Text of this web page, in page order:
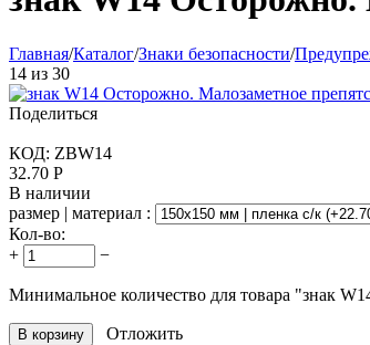
Главная/Каталог/Знаки безопасности/
14 из 30
Поделиться
КОД: ZBW14
32.70 Р
В наличии
размер | материал :
Кол-во:
+
−
Минимальное количество для товара "знак
В корзину Отложить